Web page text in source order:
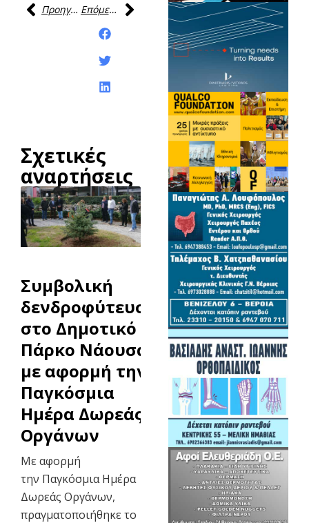
Προηγούμενη
Επόμενη
Σχετικές
αναρτήσεις
Συμβολική
δενδροφύτευση
στο Δημοτικό
Πάρκο Νάουσας
με αφορμή την
Παγκόσμια
Ημέρα Δωρεάς
Οργάνων
Με αφορμή
την Παγκόσμια Ημέρα
Δωρεάς Οργάνων,
πραγματοποιήθηκε το